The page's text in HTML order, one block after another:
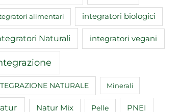
alimentari integratori biologici
Naturali integratori vegani
NATURALE Minerali
Natur Mix Pelle PNEI